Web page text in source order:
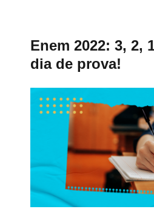
Enem 2022: 3, 2,
dia de prova!